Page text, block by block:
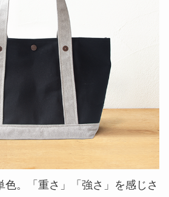
色。「重さ」「強さ」を感じさ